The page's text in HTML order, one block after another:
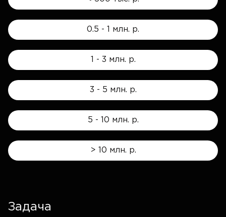
0.5 - 1 млн. р.
1 - 3 млн. р.
3 - 5 млн. р.
5 - 10 млн. р.
> 10 млн. р.
Задача